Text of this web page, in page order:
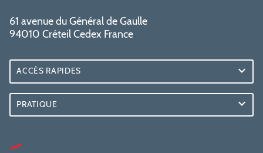
61 avenue du Général de Gaulle
94010 Créteil Cedex France
ACCÈS RAPIDES
PRATIQUE